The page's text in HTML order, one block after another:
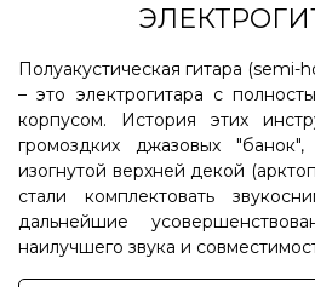
Полуакустическая гитара (semi-
– это электрогитара с
корпусом. История этих
громоздких джазовых
изогнутой верхней декой
стали комплектовать
дальнейшие
наилучшего звука и